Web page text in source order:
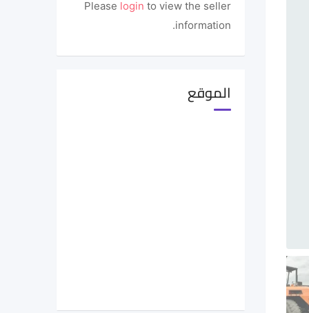
Please login to view the seller
information.
الموقع